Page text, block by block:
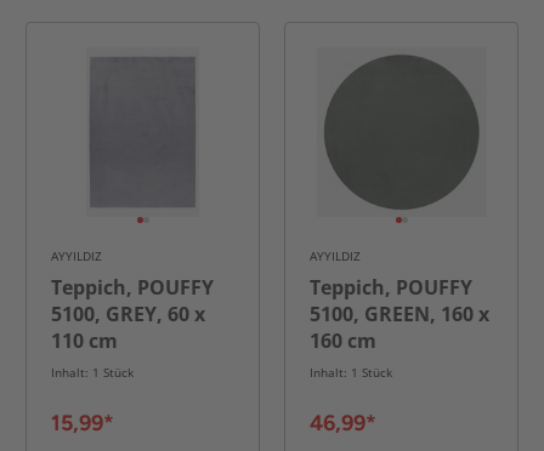
AYYILDIZ
Teppich, POUFFY
5100, GREY, 60 x
110 cm
Inhalt: 1 Stück
15,99*
AYYILDIZ
Teppich, POUFFY
5100, GREEN, 160 x
160 cm
Inhalt: 1 Stück
46,99*